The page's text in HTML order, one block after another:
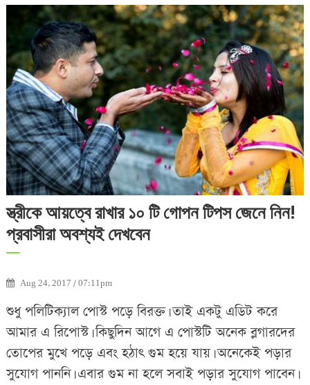
স্ত্রীকে আয়ত্বে রাখার ১০ টি গোপন টিপস জেনে নিন!
প্রবাসীরা অবশ্যই দেখবেন
Aug 24, 2017 / 07:11pm
শুধু পলিটিক্যাল পোস্ট পড়ে বিরক্ত। তাই একটু এডিট করে
আমার এ রিপোস্ট। কিছুদিন আগে এ পোস্টটি অনেক ব্লগারদের
তোপের মুখে পড়ে এবং হঠাৎ গুম হয়ে যায়। অনেকেই পড়ার
সুযোগ পাননি। এবার গুম না হলে সবাই পড়ার সুযোগ পাবেন।